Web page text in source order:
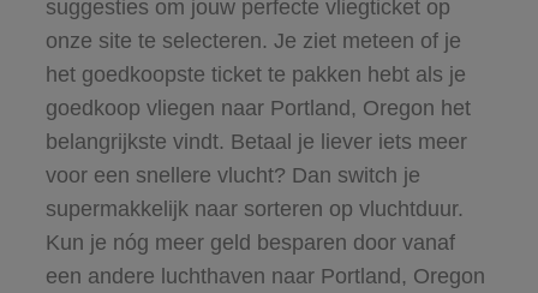
suggesties om jouw perfecte vliegticket op
onze site te selecteren. Je ziet meteen of je
het goedkoopste ticket te pakken hebt als je
goedkoop vliegen naar Portland, Oregon het
belangrijkste vindt. Betaal je liever iets meer
voor een snellere vlucht? Dan switch je
supermakkelijk naar sorteren op vluchtduur.
Kun je nóg meer geld besparen door vanaf
een andere luchthaven naar Portland, Oregon